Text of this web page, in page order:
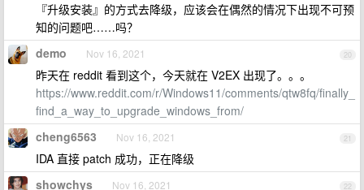
『升级安装』的方式去降级，应该会在偶然的情况下出现不可预
知的问题吧……吗？
20
demo Nov 16, 2021
昨天在 reddit 看到这个，今天就在 V2EX 出现了。。。
https://www.reddit.com/r/Windows11/comments/qtw8fq/finally_
find_a_way_to_upgrade_windows_from/
21
cheng6563 Nov 16, 2021
IDA 直接 patch 成功，正在降级
22
showchys Nov 16, 2021